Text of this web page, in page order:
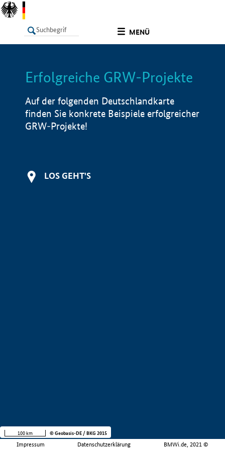
MENÜ
LISTE Info
Erfolgreiche GRW-Projekte
Auf der folgenden Deutschlandkarte
finden Sie konkrete Beispiele erfolgreicher
GRW-Projekte!
LOS GEHT'S
Impressum Datenschutzerklärung BMWi.de, 2021 ©
100 km © Geobasis-DE / BKG 2015